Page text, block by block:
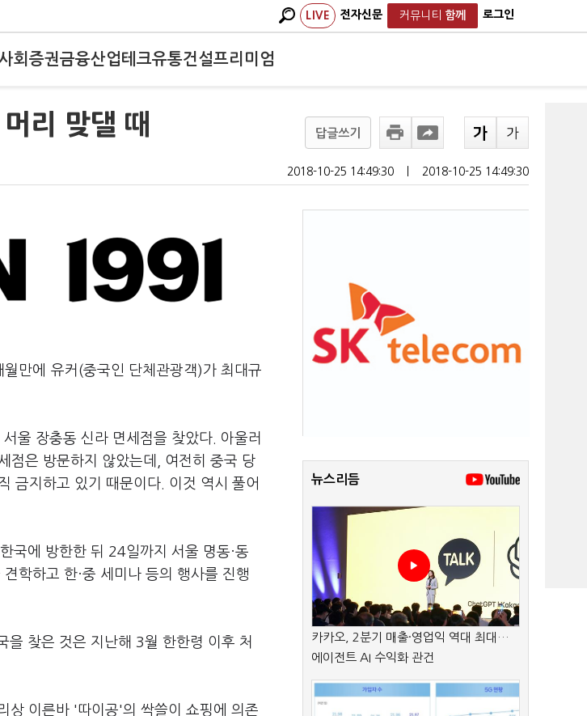
LIVE 전자신문 커뮤니티 함께 로그인
회 증권금융산업테크유통건설프리미엄
리 맞댈 때 답글쓰기
2018-10-25 14:49:30 2018-10-25 14:49:30
만에 유커(중국인 단체관광객)가 최대규
울 장충동 신라 면세점을 찾았다. 아울러
점은 방문하지 않았는데, 여전히 중국 당
금지하고 있기 때문이다. 이것 역시 풀어
국에 방한한 뒤 24일까지 서울 명동·동
학하고 한·중 세미나 등의 행사를 진행
을 찾은 것은 지난해 3월 한한령 이후 처
상 이른바 '따이공'의 싹쓸이 쇼핑에 의존
뉴스리듬
카카오, 2분기 매출·영업익 역대 최대…
에이전트 AI 수익화 관건